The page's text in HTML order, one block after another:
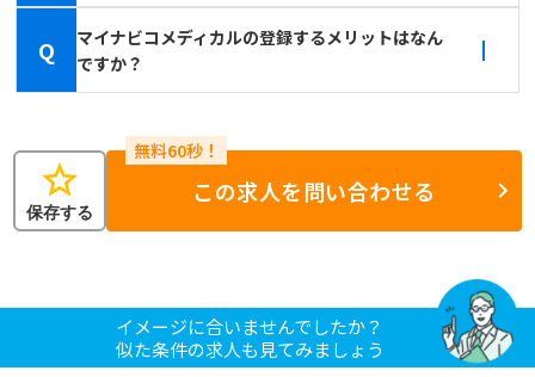
Q
マイナビコメディカルの登録するメリットはなん
ですか？
star
保存する
この求人を問い合わせる
イメージに合いませんでしたか？
似た条件の求人も見てみましょう